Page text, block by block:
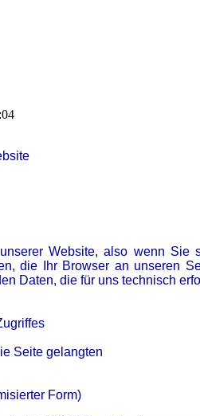
Website, also wenn Sie
die Ihr Browser an unseren
Daten, die für uns technisch
Seite gelangten
Form)